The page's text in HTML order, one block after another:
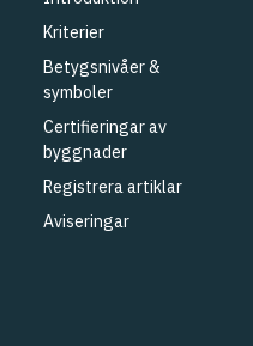
Kriterier
Betygsnivåer &
symboler
Certifieringar av
byggnader
Registrera artiklar
Aviseringar